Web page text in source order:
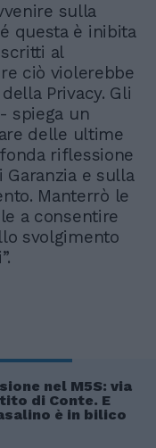
sulla
questa è inibita
al
ciò violerebbe
Privacy. Gli
spiega un
delle ultime
riflessione
e sulla
Manterrò le
a consentire
svolgimento
nel M5S: via
di Conte. E
è in bilico